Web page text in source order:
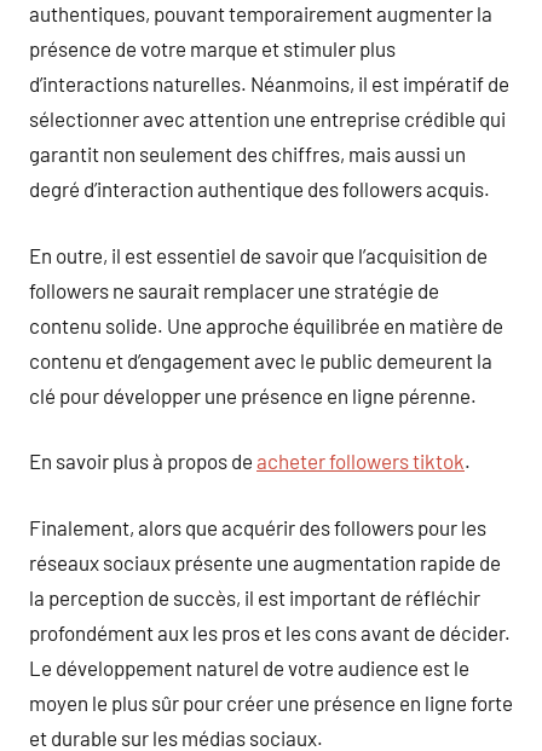
authentiques, pouvant temporairement augmenter la
présence de votre marque et stimuler plus
d’interactions naturelles. Néanmoins, il est impératif de
sélectionner avec attention une entreprise crédible qui
garantit non seulement des chiffres, mais aussi un
degré d’interaction authentique des followers acquis.
En outre, il est essentiel de savoir que l’acquisition de
followers ne saurait remplacer une stratégie de
contenu solide. Une approche équilibrée en matière de
contenu et d’engagement avec le public demeurent la
clé pour développer une présence en ligne pérenne.
En savoir plus à propos de acheter followers tiktok.
Finalement, alors que acquérir des followers pour les
réseaux sociaux présente une augmentation rapide de
la perception de succès, il est important de réfléchir
profondément aux les pros et les cons avant de décider.
Le développement naturel de votre audience est le
moyen le plus sûr pour créer une présence en ligne forte
et durable sur les médias sociaux.